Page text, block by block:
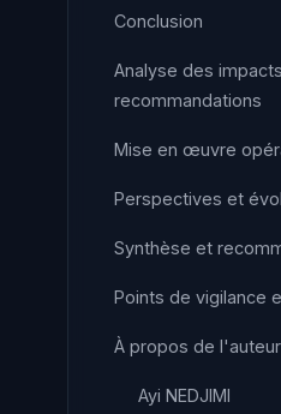
Conclusion
Analyse des
recommandations
Mise en œuvre
Perspectives et
Synthèse et
Points de vigilance
À propos de l'auteur
Ayi NEDJIMI